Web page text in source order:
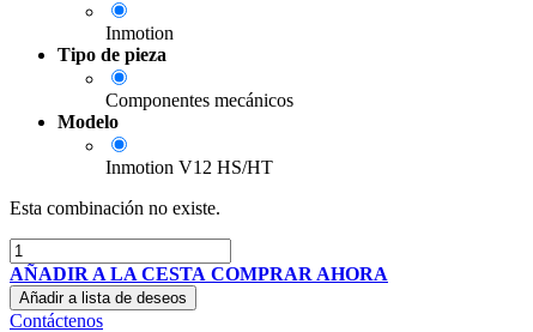
Inmotion
Tipo de pieza
Componentes mecánicos
Modelo
Inmotion V12 HS/HT
Esta combinación no existe.
AÑADIR A LA CESTA COMPRAR AHORA
Añadir a lista de deseos
Contáctenos